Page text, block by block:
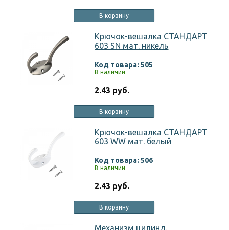
В корзину
Крючок-вешалка СТАНДАРТ
603 SN мат. никель
Код товара: 505
В наличии
2.43 руб.
В корзину
Крючок-вешалка СТАНДАРТ
603 WW мат. белый
Код товара: 506
В наличии
2.43 руб.
В корзину
Механизм цилинд.